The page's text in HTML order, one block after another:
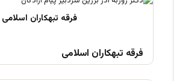
فرقه تبهکاران اسلامی